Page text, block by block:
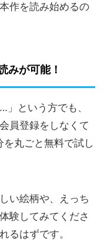
作を読み始めるの
みが可能！
」という方でも、
員登録をしなくて
を丸ごと無料で試し
い絵柄や、えっち
験してみてくださ
るはずです。